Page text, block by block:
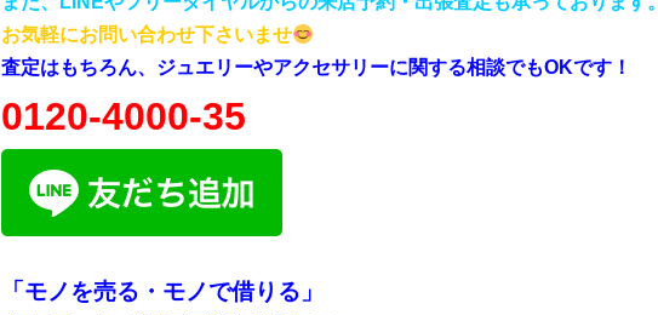
お気軽にお問い合わせ下さいませ
査定はもちろん、ジュエリーやアクセサリーに関する相談でもOKです！
0120-4000-35
「モノを売る・モノで借りる」